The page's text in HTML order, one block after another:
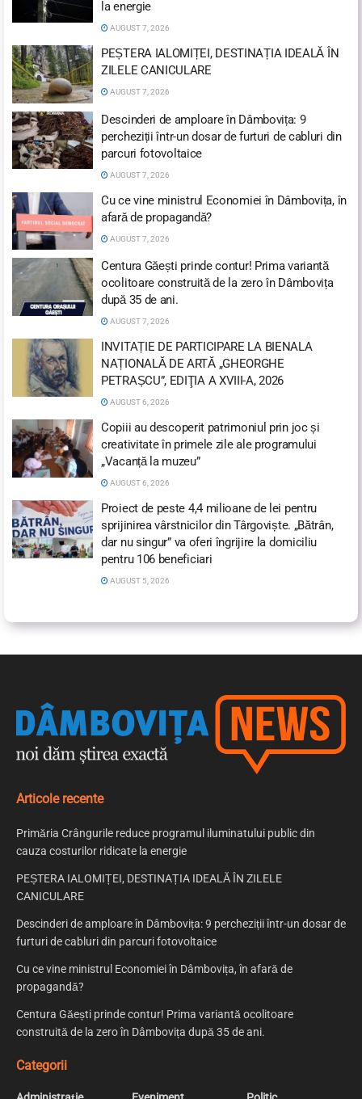
la energie
AUGUST 7, 2026
PEȘTERA IALOMIȚEI, DESTINAȚIA IDEALĂ ÎN
ZILELE CANICULARE
AUGUST 7, 2026
Descinderi de amploare în Dâmbovița: 9
percheziții într-un dosar de furturi de cabluri din
parcuri fotovoltaice
AUGUST 7, 2026
Cu ce vine ministrul Economiei în Dâmbovița, în
afară de propagandă?
AUGUST 7, 2026
Centura Găești prinde contur! Prima variantă
ocolitoare construită de la zero în Dâmbovița
după 35 de ani.
AUGUST 7, 2026
INVITAȚIE DE PARTICIPARE LA BIENALA
NAȚIONALĂ DE ARTĂ „GHEORGHE
PETRAȘCU”, EDIŢIA A XVIII-A, 2026
AUGUST 6, 2026
Copiii au descoperit patrimoniul prin joc și
creativitate în primele zile ale programului
„Vacanță la muzeu”
AUGUST 6, 2026
Proiect de peste 4,4 milioane de lei pentru
sprijinirea vârstnicilor din Târgoviște. „Bătrân,
dar nu singur” va oferi îngrijire la domiciliu
pentru 106 beneficiari
AUGUST 5, 2026
Articole recente
Primăria Crângurile reduce programul iluminatului public din
cauza costurilor ridicate la energie
PEȘTERA IALOMIȚEI, DESTINAȚIA IDEALĂ ÎN ZILELE
CANICULARE
Descinderi de amploare în Dâmbovița: 9 percheziții într-un dosar de
furturi de cabluri din parcuri fotovoltaice
Cu ce vine ministrul Economiei în Dâmbovița, în afară de
propagandă?
Centura Găești prinde contur! Prima variantă ocolitoare
construită de la zero în Dâmbovița după 35 de ani.
Categorii